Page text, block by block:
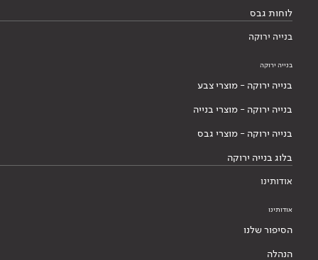
לוחות גבס
בנייה ירוקה
בנייה ירוקה
בנייה ירוקה - מוצרי צבע
בנייה ירוקה - מוצרי בנייה
בנייה ירוקה - מוצרי גבס
בלוג בנייה ירוקה
אודותינו
אודותינו
הסיפור שלנו
הנהלה